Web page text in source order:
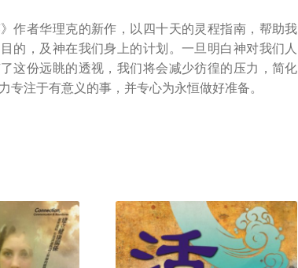
作者华理克的新作，以四十天的灵程指南，帮助我
的，及神在我们身上的计划。一旦明白神对我们人
这份远眺的透视，我们将会减少彷徨的压力，简化
专注于有意义的事，并专心为永恒做好准备。